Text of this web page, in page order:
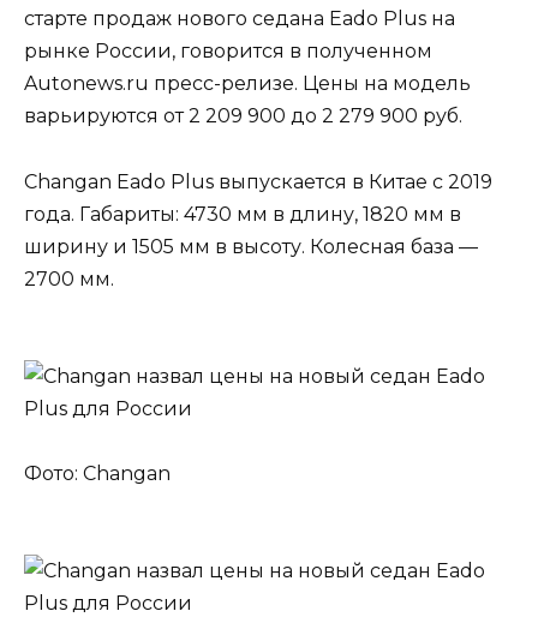
старте продаж нового седана Eado Plus на
рынке России, говорится в полученном
Autonews.ru пресс-релизе. Цены на модель
варьируются от 2 209 900 до 2 279 900 руб.
Changan Eado Plus выпускается в Китае с 2019
года. Габариты: 4730 мм в длину, 1820 мм в
ширину и 1505 мм в высоту. Колесная база —
2700 мм.
Фото: Changan